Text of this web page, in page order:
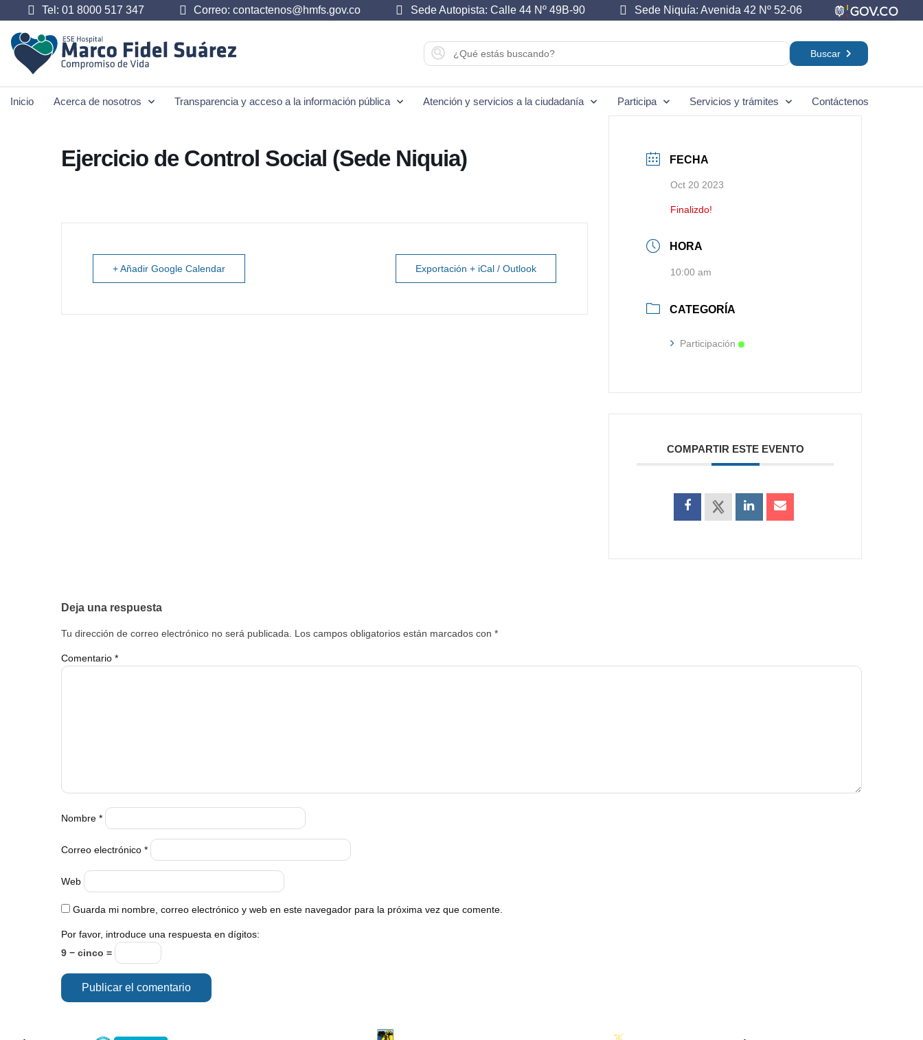
Tel: 01 8000 517 347 Correo: contactenos@hmfs.gov.co Sede Autopista: Calle 44 Nº 49B-90 Sede Niquía: Avenida 42 Nº 52-06
Inicio Acerca de nosotros Transparencia y acceso a la información pública Atención y servicios a la ciudadanía Participa Servicios y trámites Contáctenos
Ejercicio de Control Social (Sede Niquia)
+ Añadir Google Calendar Exportación + iCal / Outlook
FECHA
Oct 20 2023
Finalizdo!
HORA
10:00 am
CATEGORÍA
Participación
COMPARTIR ESTE EVENTO
Deja una respuesta
Tu dirección de correo electrónico no será publicada. Los campos obligatorios están marcados con *
Comentario *
Nombre *
Correo electrónico *
Web
Guarda mi nombre, correo electrónico y web en este navegador para la próxima vez que comente.
Por favor, introduce una respuesta en dígitos:
9 − cinco =